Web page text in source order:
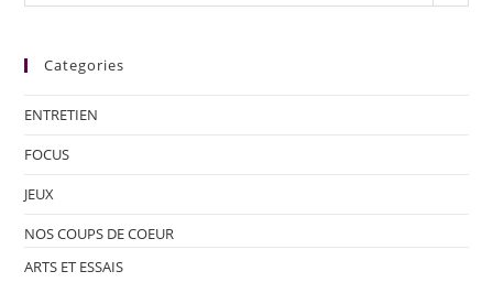
Categories
ENTRETIEN
FOCUS
JEUX
NOS COUPS DE COEUR
ARTS ET ESSAIS